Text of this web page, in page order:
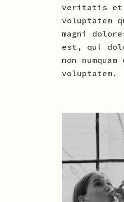
veritatis et
voluptatem
magni
est, qui
non
voluptatem.